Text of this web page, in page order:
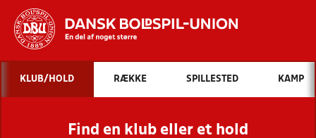
Hvad vil du søge efter?
INDHOLD OG NYHEDER
STILLINGER, RESULTATER, KLUBBER OG
KLUB/HOLD RÆKKE SPILLESTED KAMP
Find en klub eller et hold